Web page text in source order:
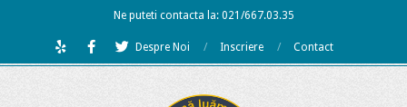
Ne puteti contacta la: 021/667.03.35
Despre Noi Inscriere Contact